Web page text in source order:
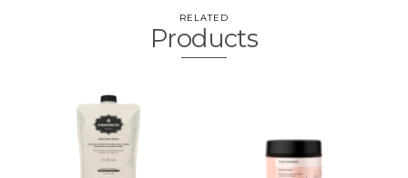
RELATED
Products